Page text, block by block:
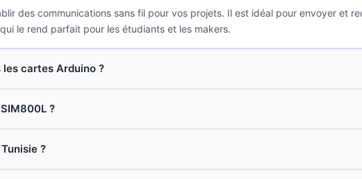
des communications sans fil pour vos projets. Il est idéal pour envoyer et
le rend parfait pour les étudiants et les makers.
cartes Arduino ?
?
?